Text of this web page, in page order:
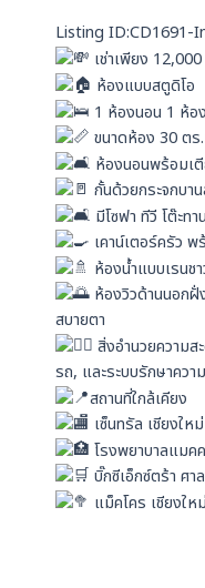
p
p
Listing ID:CD1691-
เช่าเพียง
ห้องแบบสตูดิโอ
1 ห้องนอน 1 ห้อ
ขนาดห้อง 30 ตร
ห้องนอนพร้อมเ
กั้นด้วยกระจกบา
มีโซฟา ทีวี โต๊ะท
เคาน์เตอร์ครัว พ
ห้องน้ำแบบเรนช
ห้องวิวด้านนอกฝั่
สบายตา
สิ่งอำนวยความส
รถ, และระบบรักษาคว
สถานที่ใกล้เคียง
เซ็นทรัล เชียงใ
โรงพยาบาลแมค
บิ๊กซีเอ็กซ์ตร้า ศ
แม็คโคร เชียงใ